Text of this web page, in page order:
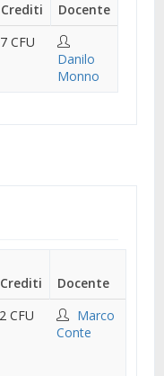
Crediti
Docente
7 CFU
Danilo
Monno
Crediti
Docente
2 CFU
Marco
Conte